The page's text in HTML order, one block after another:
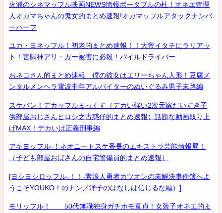
火浦のシネマッフル映画NEWS情報ポータブルの杜！オネエ管理
人オカマちゃんの鬼女的まとめ速報!オカマッフルアタックナンバ
ーハーフ
ユカ・ヨネッフル！初老的まとめ速報！！大帝イタチにラリアッ
ト！害獣神アリ・ガー被害に必殺！パイルドライバー
おネコさん的まとめ速報 僕の彼女はエリーちゃん人形！豆腐メ
ンタルメンヘラ電波中年アルバイターのぬいぐるみ男子末路編
スケバン！デカッフルまっくす（デカい強い2次元嫁だいすき子
供部屋おじさんヒロシ之古惑仔的まとめ速報）話題な動画取り上
げMAX！デカいは正義刑事編
アキヨッフル-！ネオニートスケ番長のエキストラ芸能情報局！
（子ども部屋おばさんの自宅警備員的まとめ速報）
[ヨシヨシロッフル-！！-素浪人勇者カツオンの未解決事件簿へよ
うこそYOUKO！のナンノ洋子のはなしは信じるな編）]
モリッフル！ 50代無職独身ガチホモ童貞！女装子オネエ的ま